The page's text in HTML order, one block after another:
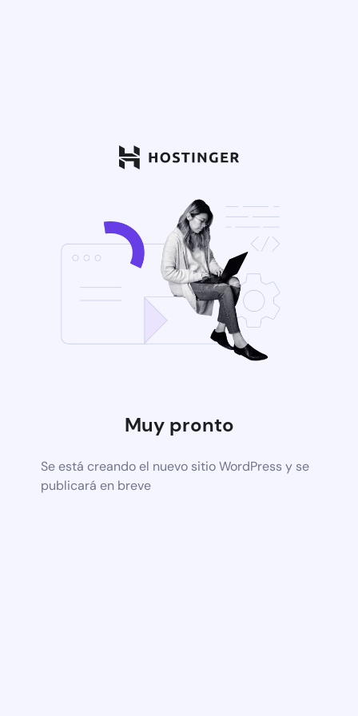
Muy pronto
Se está creando el nuevo sitio WordPress y se
publicará en breve